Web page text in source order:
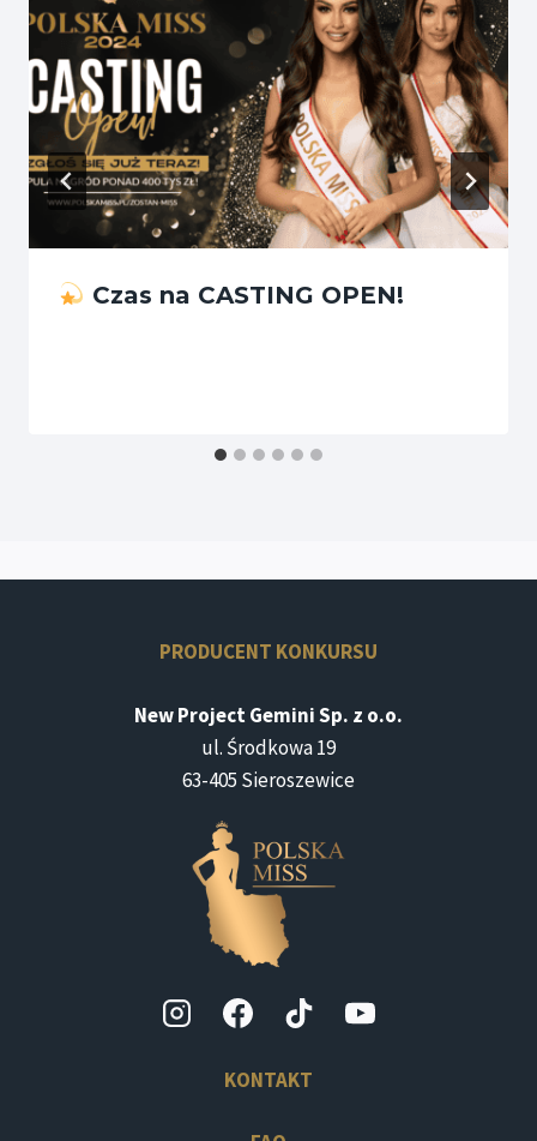
Czas na CASTING OPEN!
PRODUCENT KONKURSU
New Project Gemini Sp. z o.o.
ul. Środkowa 19
63-405 Sieroszewice
KONTAKT